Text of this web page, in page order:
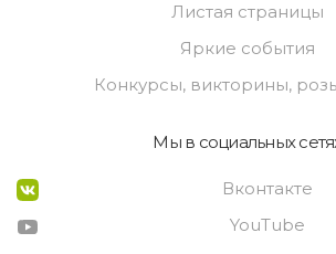
Листая страницы
Яркие события
Конкурсы, викторины,
Мы в социальных
Вконтакте
YouTube